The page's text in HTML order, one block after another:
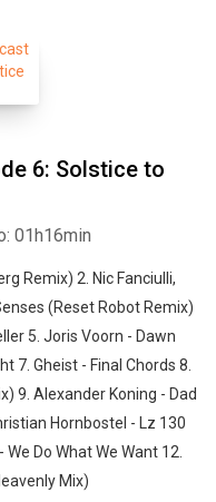
6: Solstice to
01h16min
Remix) 2. Nic Fanciulli,
(Reset Robot Remix)
5. Joris Voorn - Dawn
7. Gheist - Final Chords 8.
9. Alexander Koning - Dad
Hornbostel - Lz 130
Do What We Want 12.
Mix)